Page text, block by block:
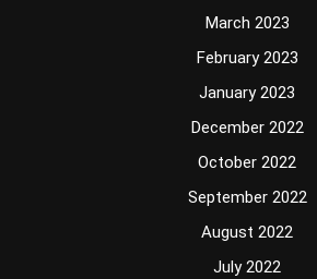
March 2023
February 2023
January 2023
December 2022
October 2022
September 2022
August 2022
July 2022